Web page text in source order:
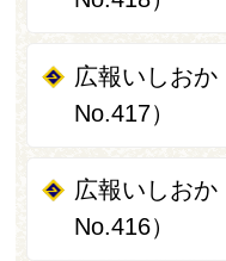
広報いしおか
No.417）
広報いしおか
No.416）